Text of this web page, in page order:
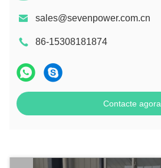
sales@sevenpower.com.cn
86-15308181874
Contacte agora